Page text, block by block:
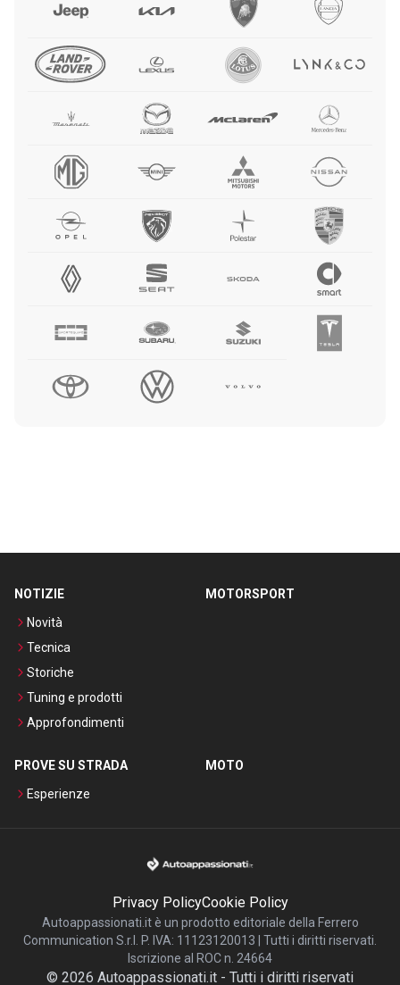
NOTIZIE
Novità
Tecnica
Storiche
Tuning e prodotti
Approfondimenti
MOTORSPORT
PROVE SU STRADA
Esperienze
MOTO
Privacy PolicyCookie Policy
Autoappassionati.it è un prodotto editoriale della Ferrero
Communication S.r.l. P. IVA: 11123120013 | Tutti i diritti riservati.
Iscrizione al ROC n. 24664
© 2026 Autoappassionati.it - Tutti i diritti riservati